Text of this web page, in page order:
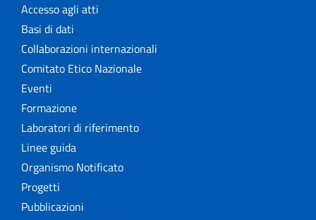
Accesso agli atti
Basi di dati
Collaborazioni internazionali
Comitato Etico Nazionale
Eventi
Formazione
Laboratori di riferimento
Linee guida
Organismo Notificato
Progetti
Pubblicazioni